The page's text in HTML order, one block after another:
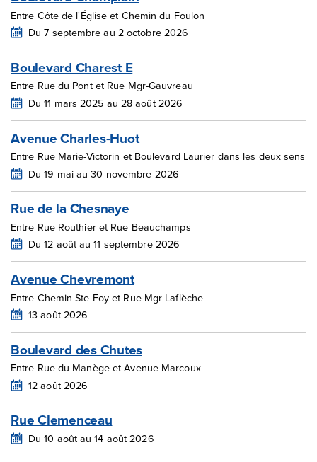
Entre Côte de l'Église et Chemin du Foulon
Du 7 septembre au 2 octobre 2026
Boulevard Charest E
Entre Rue du Pont et Rue Mgr-Gauvreau
Du 11 mars 2025 au 28 août 2026
Avenue Charles-Huot
Entre Rue Marie-Victorin et Boulevard Laurier dans les deux sens
Du 19 mai au 30 novembre 2026
Rue de la Chesnaye
Entre Rue Routhier et Rue Beauchamps
Du 12 août au 11 septembre 2026
Avenue Chevremont
Entre Chemin Ste-Foy et Rue Mgr-Laflèche
13 août 2026
Boulevard des Chutes
Entre Rue du Manège et Avenue Marcoux
12 août 2026
Rue Clemenceau
Du 10 août au 14 août 2026